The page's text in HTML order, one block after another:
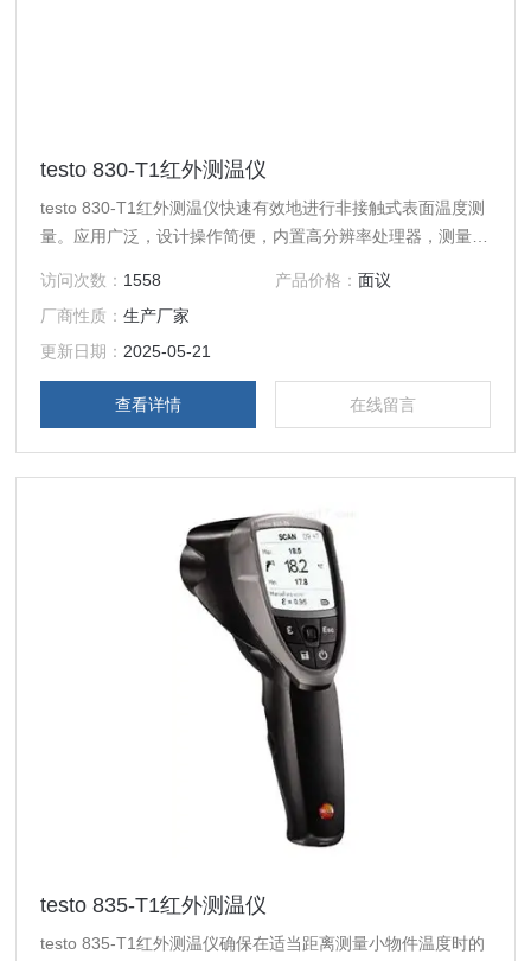
testo 830-T1红外测温仪
testo 830-T1红外测温仪快速有效地进行非接触式表面温度测
量。应用广泛，设计操作简便，内置高分辨率处理器，测量更
访问次数： 1558 产品价格： 面议
厂商性质：生产厂家
更新日期： 2025-05-21
查看详情 在线留言
testo 835-T1红外测温仪
testo 835-T1红外测温仪确保在适当距离测量小物件温度时的